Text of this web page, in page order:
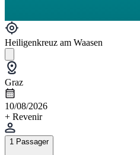
Heiligenkreuz am Waasen
Graz
10/08/2026
+ Revenir
1 Passager